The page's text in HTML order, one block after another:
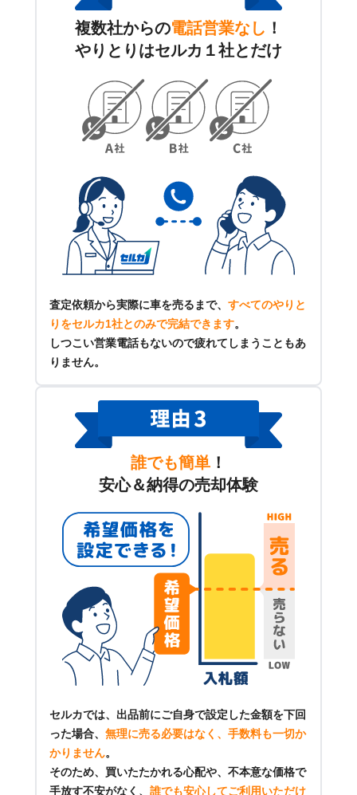
複数社からの電話営業なし ！
やりとりはセルカ１社とだけ
査定依頼から実際に車を売るまで、 すべてのやりと
りをセルカ1社とのみで完結できます。
しつこい営業電話もないので疲れてしまうこともあ
りません。
誰でも簡単 ！
安心＆納得の売却体験
セルカでは、出品前にご自身で設定した金額を下回
った場合、 無理に売る必要はなく、手数料も一切か
かりません。
そのため、買いたたかれる心配や、不本意な価格で
手放す不安がなく、 誰でも安心してご利用いただけ